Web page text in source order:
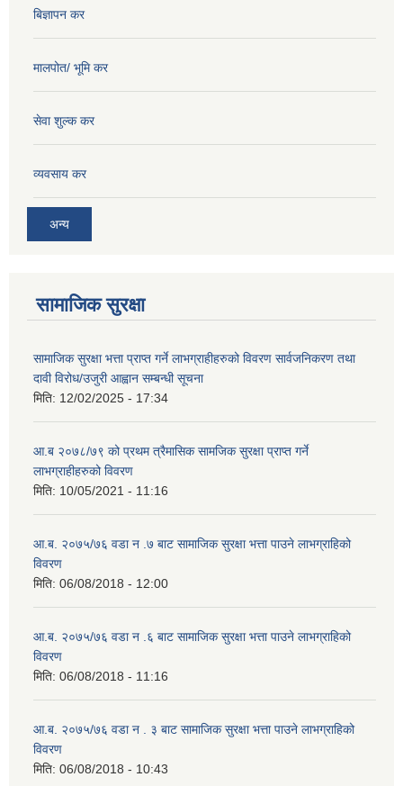
बिज्ञापन कर
मालपोत/ भूमि कर
सेवा शुल्क कर
व्यवसाय कर
अन्य
सामाजिक सुरक्षा
सामाजिक सुरक्षा भत्ता प्राप्त गर्ने लाभग्राहीहरुको विवरण सार्वजनिकरण तथा
दावी विरोध/उजुरी आह्वान सम्बन्धी सूचना
मिति: 12/02/2025 - 17:34
आ.ब २०७८/७९ को प्रथम त्रैमासिक सामजिक सुरक्षा प्राप्त गर्ने
लाभग्राहीहरुको विवरण
मिति: 10/05/2021 - 11:16
आ.ब. २०७५/७६ वडा न .७ बाट सामाजिक सुरक्षा भत्ता पाउने लाभग्राहिको
विवरण
मिति: 06/08/2018 - 12:00
आ.ब. २०७५/७६ वडा न .६ बाट सामाजिक सुरक्षा भत्ता पाउने लाभग्राहिको
विवरण
मिति: 06/08/2018 - 11:16
आ.ब. २०७५/७६ वडा न . ३ बाट सामाजिक सुरक्षा भत्ता पाउने लाभग्राहिको
विवरण
मिति: 06/08/2018 - 10:43